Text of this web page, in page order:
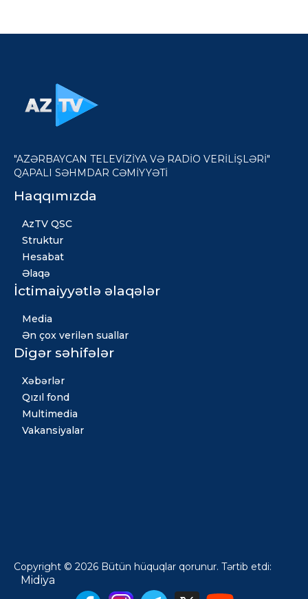
"AZƏRBAYCAN TELEVİZİYA VƏ RADİO VERİLİŞLƏRİ"
QAPALI SƏHMDAR CƏMİYYƏTİ
Haqqımızda
AzTV QSC
Struktur
Hesabat
Əlaqə
İctimaiyyətlə əlaqələr
Media
Ən çox verilən suallar
Digər səhifələr
Xəbərlər
Qızıl fond
Multimedia
Vakansiyalar
Copyright © 2026 Bütün hüquqlar qorunur. Tərtib etdi:
Midiya